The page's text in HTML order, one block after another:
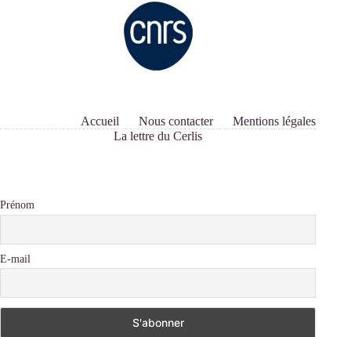
Accueil Nous contacter
Mentions légales
La lettre du Cerlis
Prénom
E-mail